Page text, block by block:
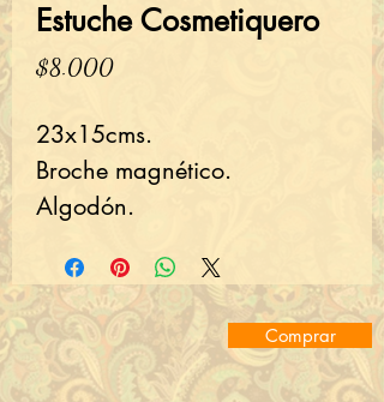
Estuche Cosmetiquero
$8.000Precio
23x15cms.
Broche magnético.
Algodón.
Comprar